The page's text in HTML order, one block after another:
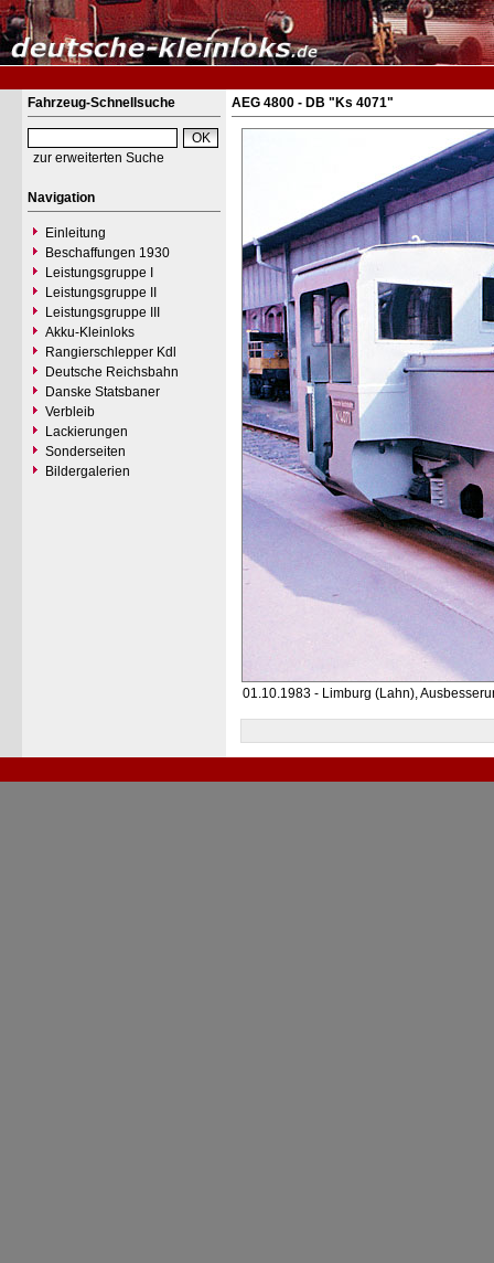
Fahrzeug-Schnellsuche
zur erweiterten Suche
Navigation
Einleitung
Beschaffungen 1930
Leistungsgruppe I
Leistungsgruppe II
Leistungsgruppe III
Akku-Kleinloks
Rangierschlepper Kdl
Deutsche Reichsbahn
Danske Statsbaner
Verbleib
Lackierungen
Sonderseiten
Bildergalerien
AEG 4800 - DB "Ks 4071"
01.10.1983 - Limburg (Lahn),